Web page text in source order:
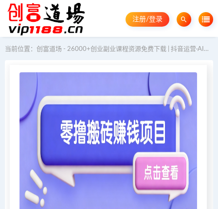
注册/登录
当前位置： 创富道场 - 26000+创业副业课程资源免费下载 | 抖音运营·AI教程·GEO优化